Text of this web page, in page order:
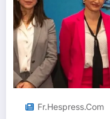
Fr.hespress.com